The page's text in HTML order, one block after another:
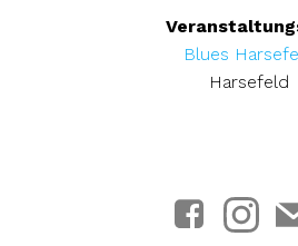
Blues
Harsefeld